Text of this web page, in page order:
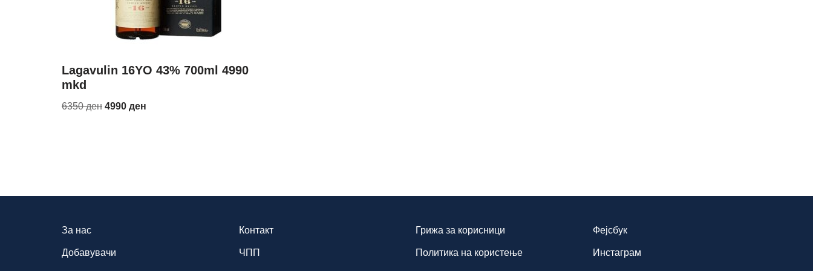
Lagavulin 16YO 43% 700ml 4990
mkd
6350ден 4990 ден
За нас
Добавувачи
Контакт
ЧПП
Грижа за корисници
Политика на користење
Фејсбук
Инстаграм